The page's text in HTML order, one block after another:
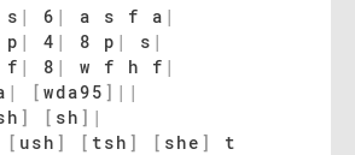
s | 6 | a s f a |
p | 4 | 8 p | s |
f | 8 | w f h f |
| [ wda95 ] | |
] [ sh ] |
[ ush ] [ tsh ] [ she ]
t